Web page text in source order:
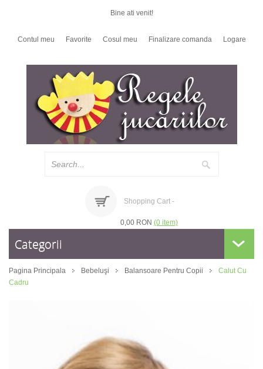
Bine ati venit!
Contul meu Favorite Cosul meu Finalizare comanda Logare
Shopping Cart -
0,00 RON (0 item)
Categorii
Pagina Principala Bebeluşi Balansoare Pentru Copii
Calut Cu
Cadru